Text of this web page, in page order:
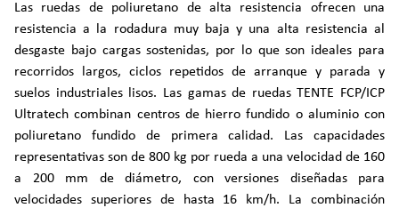
Las ruedas de poliuretano de alta resistencia ofrecen una
resistencia a la rodadura muy baja y una alta resistencia al
desgaste bajo cargas sostenidas, por lo que son ideales para
recorridos largos, ciclos repetidos de arranque y parada y
suelos industriales lisos. Las gamas de ruedas TENTE FCP/ICP
Ultratech combinan centros de hierro fundido o aluminio con
poliuretano fundido de primera calidad. Las capacidades
representativas son de 800 kg por rueda a una velocidad de 160
a 200 mm de diámetro, con versiones diseñadas para
velocidades superiores de hasta 16 km/h. La combinación